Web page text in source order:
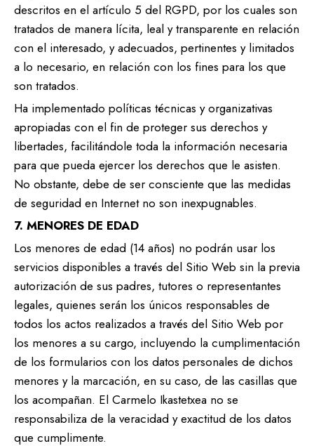
descritos en el artículo 5 del RGPD, por los cuales son
tratados de manera lícita, leal y transparente en relación
con el interesado, y adecuados, pertinentes y limitados
a lo necesario, en relación con los fines para los que
son tratados.
Ha implementado políticas técnicas y organizativas
apropiadas con el fin de proteger sus derechos y
libertades, facilitándole toda la información necesaria
para que pueda ejercer los derechos que le asisten.
No obstante, debe de ser consciente que las medidas
de seguridad en Internet no son inexpugnables.
7. MENORES DE EDAD
Los menores de edad (14 años) no podrán usar los
servicios disponibles a través del Sitio Web sin la previa
autorización de sus padres, tutores o representantes
legales, quienes serán los únicos responsables de
todos los actos realizados a través del Sitio Web por
los menores a su cargo, incluyendo la cumplimentación
de los formularios con los datos personales de dichos
menores y la marcación, en su caso, de las casillas que
los acompañan. El Carmelo Ikastetxea no se
responsabiliza de la veracidad y exactitud de los datos
que cumplimente.